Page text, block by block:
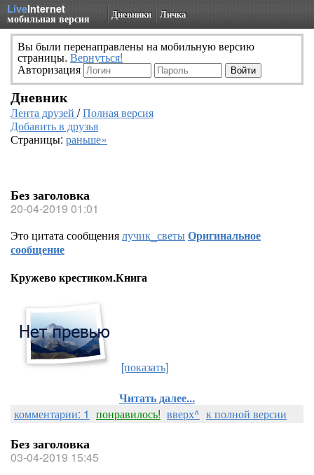
LiveInternet
мобильная версия Дневники Личка
Вы были перенаправлены на мобильную версию
страницы. Вернуться!
Авторизация
Дневник
Лента друзей /Полная версия
Добавить в друзья
Страницы: раньше»
Без заголовка
20-04-2019 01:01
Это цитата сообщениялучик_светыОригинальное
сообщение
Кружево крестиком.Книга
[показать]
Читать далее...
комментарии: 1 понравилось! вверх^ к полной версии
Без заголовка
03-04-2019 15:45